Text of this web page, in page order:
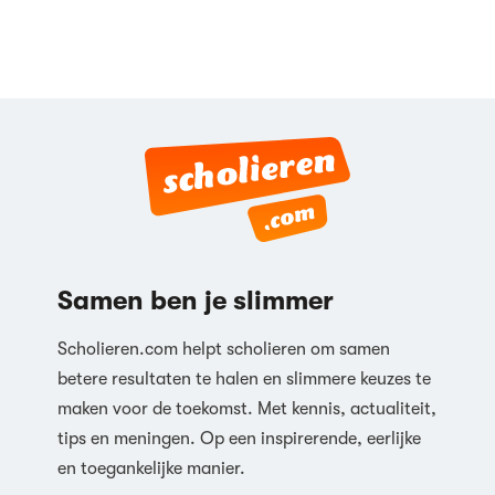
Samen ben je slimmer
Scholieren.com helpt scholieren om samen
betere resultaten te halen en slimmere keuzes te
maken voor de toekomst. Met kennis, actualiteit,
tips en meningen. Op een inspirerende, eerlijke
en toegankelijke manier.